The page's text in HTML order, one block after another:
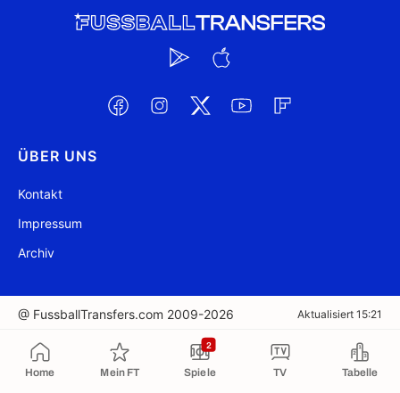
Home Mein FT Spiele
2
TV Tabelle
ÜBER UNS
Kontakt
Impressum
Archiv
@ FussballTransfers.com 2009-2026 Aktualisiert 15:21
In die Zwischenablage kopiert